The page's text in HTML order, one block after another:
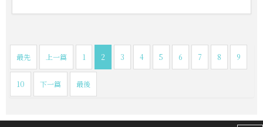
最先 上一篇 1 2 3 4 5 6 7 8 9
10 下一篇 最後